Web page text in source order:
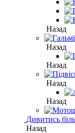
Назад
Назад
Назад
Назад
Назад
Дивитись
Назад